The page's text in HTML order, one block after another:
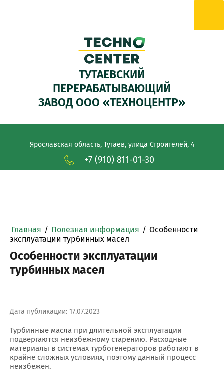
ТУТАЕВСКИЙ
ПЕРЕРАБАТЫВАЮЩИЙ
ЗАВОД ООО «ТЕХНОЦЕНТР»
Ярославская область, Тутаев, улица Строителей, 4
+7 (910) 811-01-30
Главная / Полезная информация / Особенности
эксплуатации турбинных масел
Особенности эксплуатации
турбинных масел
Дата публикации: 17.07.2023
Турбинные масла при длительной эксплуатации
подвергаются неизбежному старению. Расходные
материалы в системах турбогенераторов работают в
крайне сложных условиях, поэтому данный процесс
неизбежен.